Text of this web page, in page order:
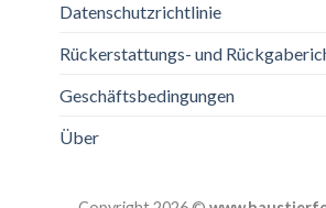
Datenschutzrichtlinie
Rückerstattungs- und
Geschäftsbedingungen
Über